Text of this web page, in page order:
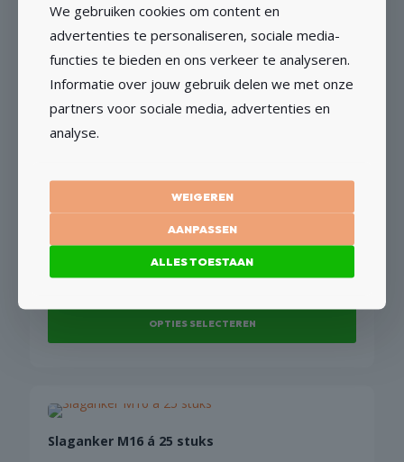
Slaganker M12x16 á 50 stuks
€18,15 € 15,00excl BTW
Moker
Vanaf €33,65
OPTIES SELECTEREN
meerdere
variaties.
Slaganker M16 á 25 stuks
We gebruiken cookies om content en
advertenties te personaliseren, sociale media-
functies te bieden en ons verkeer te analyseren.
Informatie over jouw gebruik delen we met onze
partners voor sociale media, advertenties en
analyse.
WEIGEREN
AANPASSEN
ALLES TOESTAAN